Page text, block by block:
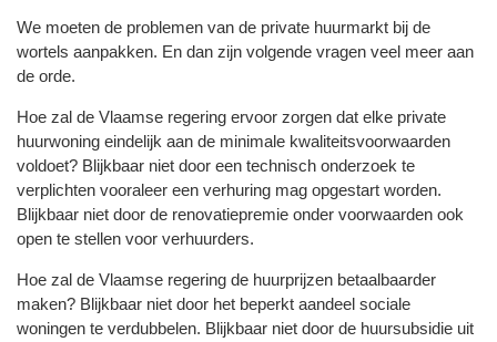
We moeten de problemen van de private huurmarkt bij de
wortels aanpakken. En dan zijn volgende vragen veel meer aan
de orde.
Hoe zal de Vlaamse regering ervoor zorgen dat elke private
huurwoning eindelijk aan de minimale kwaliteitsvoorwaarden
voldoet? Blijkbaar niet door een technisch onderzoek te
verplichten vooraleer een verhuring mag opgestart worden.
Blijkbaar niet door de renovatiepremie onder voorwaarden ook
open te stellen voor verhuurders.
Hoe zal de Vlaamse regering de huurprijzen betaalbaarder
maken? Blijkbaar niet door het beperkt aandeel sociale
woningen te verdubbelen. Blijkbaar niet door de huursubsidie uit